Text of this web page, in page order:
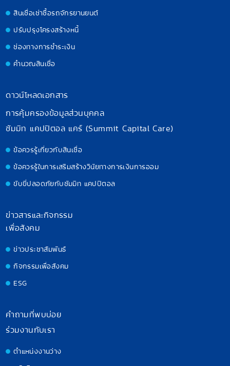
สินเชื่อเช่าซื้อรถจักรยานยนต์
ปรับปรุงโครงสร้างหนี้
ช่องทางการชำระเงิน
คำนวณสินเชื่อ
ดาวน์โหลดเอกสาร
การคุ้มครองข้อมูลส่วนบุคคล
ซัมมิท แคปปิตอล แคร์ (Summit Capital Care)
ข้อควรรู้เกี่ยวกับสินเชื่อ
ข้อควรรู้ในการเสริมสร้างวินัยทางการเงินการออม
ขับขี่ปลอดภัยกับซัมมิท แคปปิตอล
ข่าวสารและกิจกรรม
เพื่อสังคม
ข่าวประชาสัมพันธ์
กิจกรรมเพื่อสังคม
ESG
คำถามที่พบบ่อย
ร่วมงานกับเรา
ตำแหน่งงานว่าง